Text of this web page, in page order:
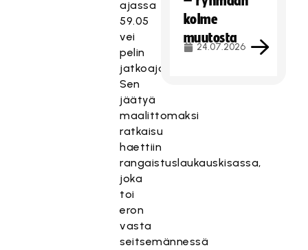
ajassa
59.05
vei
pelin
jatkoajalle.
Sen
jäätyä
maalittomaksi
ratkaisu
haettiin
rangaistuslaukauskisassa,
joka
toi
eron
vasta
seitsemännessä
kolme
muutosta
24.07.2026